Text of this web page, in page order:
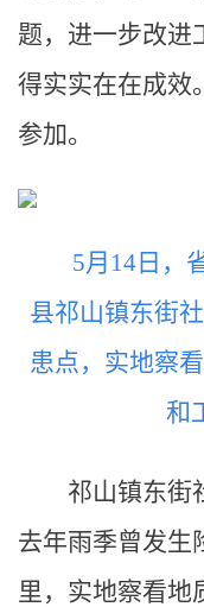
题，进一步改进
得实实在在成效
参加。
5月14日，
县祁山镇东街
患点，实地察
和
祁山镇东街
去年雨季曾发生
里，实地察看地